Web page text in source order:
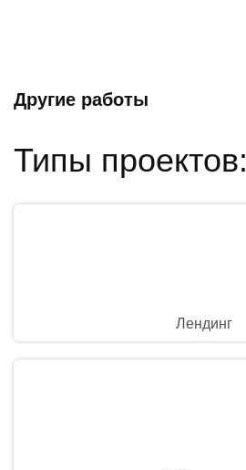
Другие работы
Типы проектов:
Лендинг